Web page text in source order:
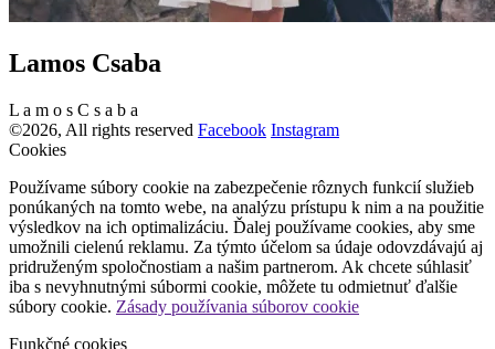
Lamos Csaba
L a m o s C s a b a
©2026, All rights reserved Facebook Instagram
Cookies
Používame súbory cookie na zabezpečenie rôznych funkcií služieb
ponúkaných na tomto webe, na analýzu prístupu k nim a na použitie
výsledkov na ich optimalizáciu. Ďalej používame cookies, aby sme
umožnili cielenú reklamu. Za týmto účelom sa údaje odovzdávajú aj
pridruženým spoločnostiam a našim partnerom. Ak chcete súhlasiť
iba s nevyhnutnými súbormi cookie, môžete tu odmietnuť ďalšie
súbory cookie. Zásady používania súborov cookie
Funkčné cookies